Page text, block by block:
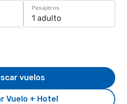
Pasajeros
1 adulto
Vuelo + Hotel
vuelos